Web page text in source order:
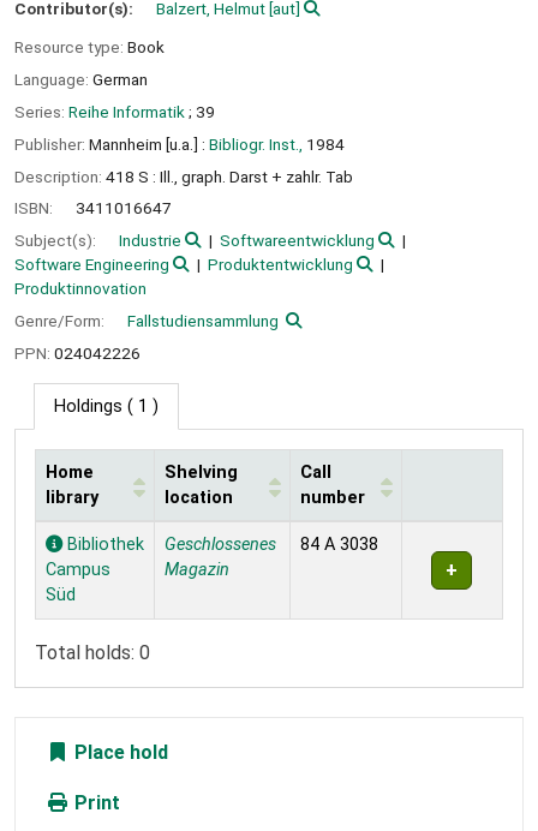
Contributor(s): Balzert, Helmut[aut]
Resource type: Book
Language: German
Series: Reihe Informatik ; 39
Publisher: Mannheim [u.a.] : Bibliogr. Inst.,
1984
Description: 418 S : Ill., graph. Darst + zahlr. Tab
ISBN:
3411016647
Subject(s):
Industrie
Softwareentwicklung
Software Engineering
Produktentwicklung
Produktinnovation
Genre/Form:
Fallstudiensammlung
PPN: 024042226
Holdings ( 1 )
Holdings
Home
library
Shelving
location
Call
number
Bibliothek
Campus
Süd
Geschlossenes
Magazin
84 A 3038
Total holds: 0
Place hold
Print